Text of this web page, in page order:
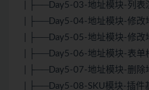
| ├──Day5-03-地址模块-列表
| ├──Day5-04-地址模块-修改
| ├──Day5-05-地址模块-修改
| ├──Day5-06-地址模块-表单
| ├──Day5-07-地址模块-删除
| ├──Day5-08-SKU模块-插件